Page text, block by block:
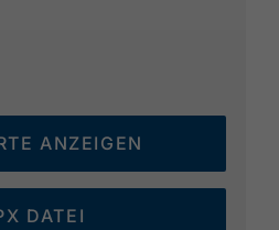
ANZEIGEN
DATEI